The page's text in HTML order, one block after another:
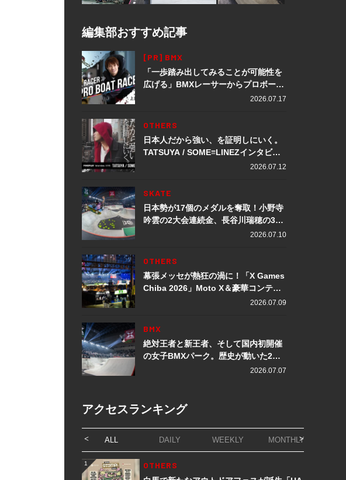
編集部おすすめ記事
[PR] BMX
「一歩踏み出してみることが可能性を
広げる」BMXレーサーからプロボート
レーサーへ転身。上田龍星が体現する
2026.07.17
OTHERS
日本人だから強い、を証明しにいく。
TATSUYA / SOME≡LINEZインタビュ
2026.07.12
SKATE
日本勢が17個のメダルを奪取！小野寺
吟雲の2大会連続金、長谷川瑞穂の3メ
ダル獲得など数々の快挙をプレイバッ
2026.07.10
OTHERS
幕張メッセが熱狂の渦に！「X Games
Chiba 2026」Moto X＆豪華コンテン
2026.07.09
BMX
絶対王者と新王者、そして国内初開催
の女子BMXパーク。歴史が動いた2日
2026.07.07
アクセスランキング
ALL DAILY WEEKLY MONTHLY
1 OTHERS